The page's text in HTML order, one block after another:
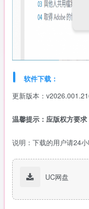
软件下载：
更新版本：
温馨提示：应版权方要
说明：下载的用户请24
UC网盘